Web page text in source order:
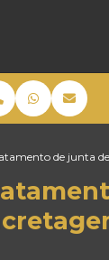
de junta